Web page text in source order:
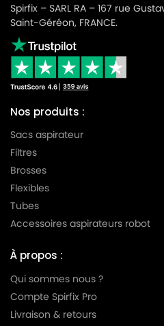
Spirfix – SARL RA – 167 rue
Saint-Géréon, FRANCE.
Nos produits :
Sacs aspirateur
Filtres
Brosses
Flexibles
Tubes
Accessoires aspirateurs robot
À propos :
Qui sommes nous ?
Compte Spirfix Pro
Livraison & retours